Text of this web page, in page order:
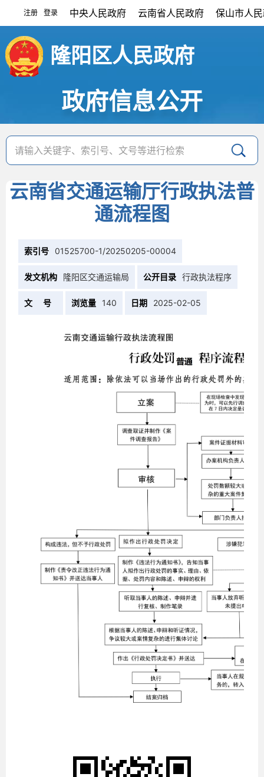
注册 登录 中央人民政府 云南省人民政府 保山市人
隆阳区人民政府
政府信息公开
云南省交通运输厅行政执法普
通流程图
索引号 01525700-1/20250205-00004
发文机构 隆阳区交通运输局 公开目录 行政执法程序
文 号 浏览量 140 日期 2025-02-05